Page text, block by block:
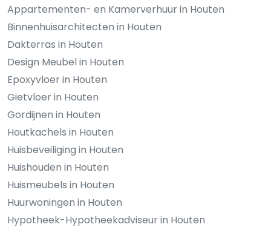
Appartementen- en Kamerverhuur in Houten
Binnenhuisarchitecten in Houten
Dakterras in Houten
Design Meubel in Houten
Epoxyvloer in Houten
Gietvloer in Houten
Gordijnen in Houten
Houtkachels in Houten
Huisbeveiliging in Houten
Huishouden in Houten
Huismeubels in Houten
Huurwoningen in Houten
Hypotheek-Hypotheekadviseur in Houten